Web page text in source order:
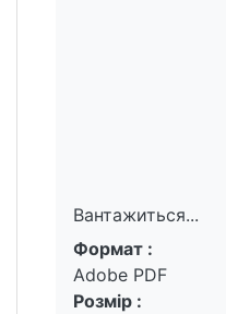
Вантажиться...
Вантажиться...
Формат :
Adobe PDF
Розмір :